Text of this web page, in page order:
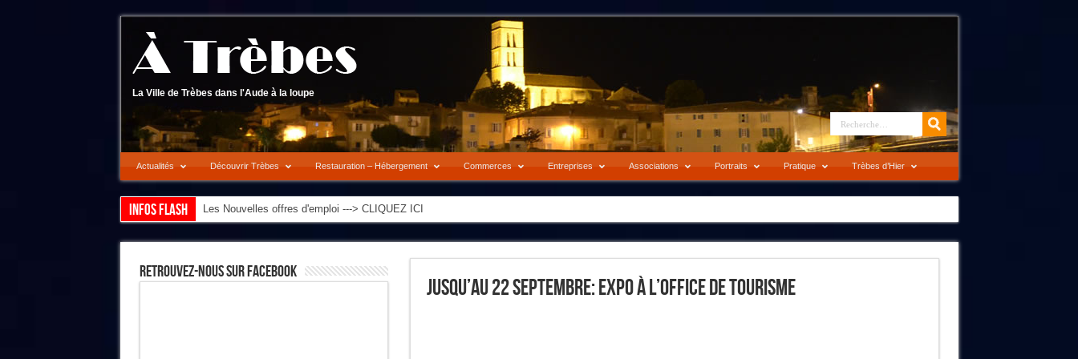
La Ville de Trèbes dans l'Aude à la loupe
Actualités Découvrir Trèbes Restauration – Hébergement Commerces Entreprises Associations Portraits Pratique Trèbes d’Hier
Infos flash Les Nouvelles offres d'emploi ---> CLIQUEZ ICI
Jusqu’au 22 Septembre: Expo À L’Office De Tourisme
Retrouvez-Nous Sur Facebook